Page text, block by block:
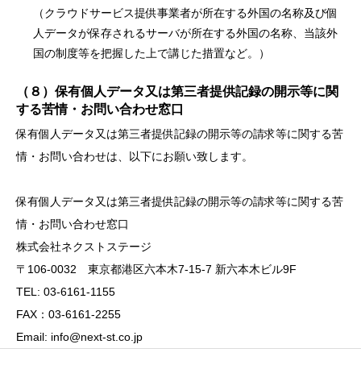
（クラウドサービス提供事業者が所在する外国の名称及び個
人データが保存されるサーバが所在する外国の名称、当該外
国の制度等を把握した上で講じた措置など。）
（８）保有個人データ又は第三者提供記録の開示等に関
する苦情・お問い合わせ窓口
保有個人データ又は第三者提供記録の開示等の請求等に関する苦
情・お問い合わせは、以下にお願い致します。
保有個人データ又は第三者提供記録の開示等の請求等に関する苦
情・お問い合わせ窓口
株式会社ネクストステージ
〒106-0032 東京都港区六本木7-15-7 新六本木ビル9F
TEL: 03-6161-1155
FAX：03-6161-2255
Email: info@next-st.co.jp